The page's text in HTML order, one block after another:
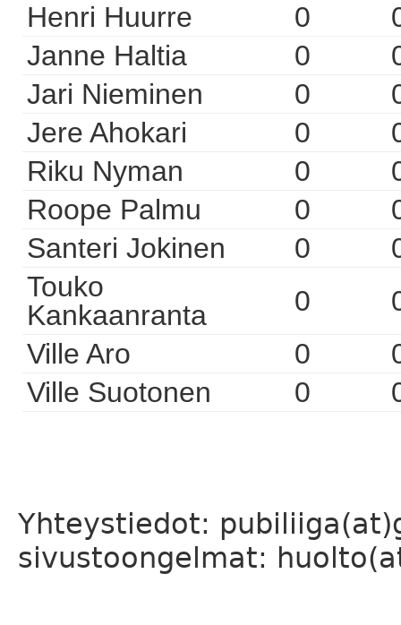
Henri Huurre
0
Janne Haltia
0
Jari Nieminen
0
Jere Ahokari
0
Riku Nyman
0
Roope Palmu
0
Santeri Jokinen
0
Touko
Kankaanranta
0
Ville Aro
0
Ville Suotonen
0
Yhteystiedot:
sivustoongelmat: